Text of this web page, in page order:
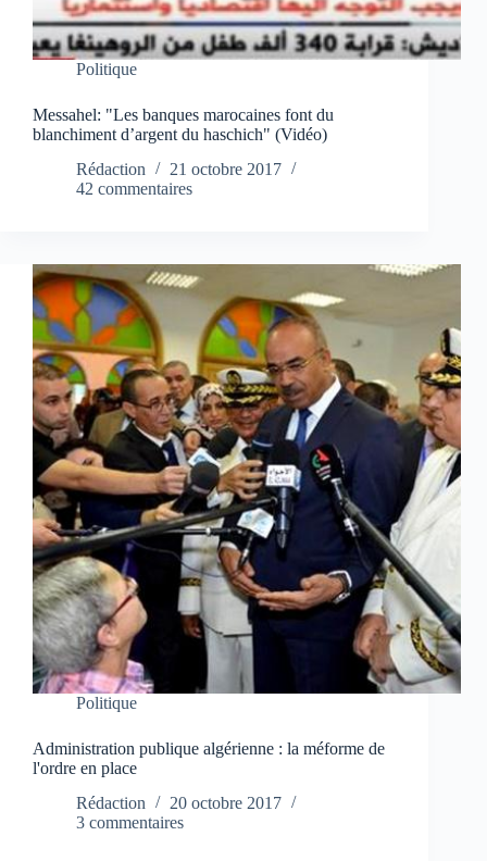
Politique
Messahel: "Les banques marocaines font du
blanchiment d’argent du haschich" (Vidéo)
Rédaction
21 octobre 2017
42 commentaires
Politique
Administration publique algérienne : la méforme de
l'ordre en place
Rédaction
20 octobre 2017
3 commentaires